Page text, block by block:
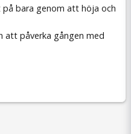
bara genom att höja och
påverka gången med